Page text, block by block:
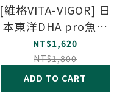
[維格VITA-VIGOR] 日
本東洋DHA pro魚眼
窩油軟膠囊 (100粒/
瓶)
NT$1,620
NT$1,800
ADD TO CART